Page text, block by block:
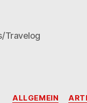
Travelog
ALLGEMEIN